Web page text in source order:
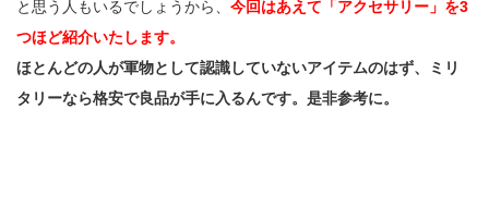
と思う人もいるでしょうから、 今回はあえて「アクセサリー」を3
つほど紹介いたします。
ほとんどの人が軍物として認識していないアイテムのはず、ミリ
タリーなら格安で良品が手に入るんです。是非参考に。